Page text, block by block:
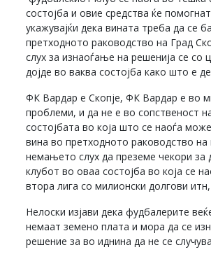
состојба и овие средства ќе
укажувајќи дека вината треба да се
претходното раководство на Град
слух за изнаоѓање на решенија се со
дојде во ваква состојба како што е
ФК Вардар е Скопје, ФК Вардар е во
проблеми, и да не е во сопственост
состојбата во која што се наоѓа
вина во претходното раководство на
немањето слух да преземе чекори за
клубот во оваа состојба во која се
втора лига со милионски долгови
Нелоски изјави дека фудбалерите
немаат земено плата и мора да се
решение за во иднина да не се